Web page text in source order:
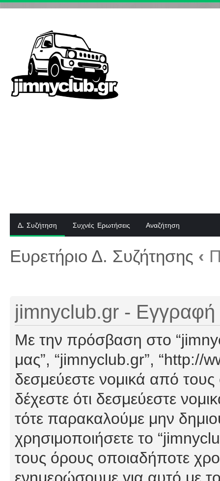
Δ. Συζήτηση Συχνές Ερωτήσεις Αναζήτηση
Ευρετήριο Δ. Συζήτησης ‹
jimnyclub.gr - Εγγραφή
Με την πρόσβαση στο
μας”, “jimnyclub.gr”, “http://
δεσμεύεστε νομικά από
δέχεστε ότι δεσμεύεστε
τότε παρακαλούμε μην
χρησιμοποιήσετε το
τους όρους οποιαδήποτε